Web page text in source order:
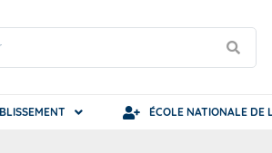
ÉCOLE NATIONALE DE